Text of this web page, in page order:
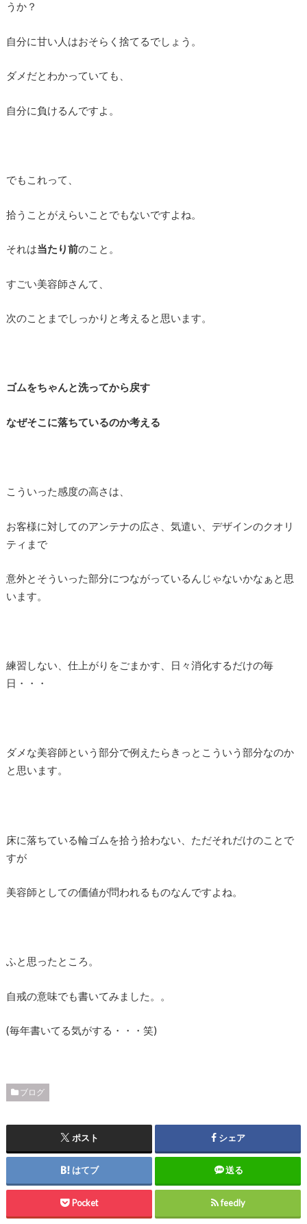
うか？
自分に甘い人はおそらく捨てるでしょう。
ダメだとわかっていても、
自分に負けるんですよ。
でもこれって、
拾うことがえらいことでもないですよね。
それは当たり前のこと。
すごい美容師さんて、
次のことまでしっかりと考えると思います。
ゴムをちゃんと洗ってから戻す
なぜそこに落ちているのか考える
こういった感度の高さは、
お客様に対してのアンテナの広さ、気遣い、デザインのクオリ
ティまで
意外とそういった部分につながっているんじゃないかなぁと思
います。
練習しない、仕上がりをごまかす、日々消化するだけの毎
日・・・
ダメな美容師という部分で例えたらきっとこういう部分なのか
と思います。
床に落ちている輪ゴムを拾う拾わない、ただそれだけのことで
すが
美容師としての価値が問われるものなんですよね。
ふと思ったところ。
自戒の意味でも書いてみました。。
(毎年書いてる気がする・・・笑)
ブログ
ポスト シェア
はてブ 送る
Pocket feedly